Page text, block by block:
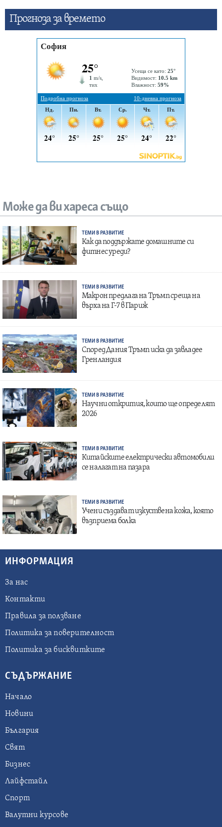
Прогнозa за времето
Може да ви хареса също
ТЕМИ В РАЗВИТИЕ
Как да поддържате домашните си
фитнес уреди?
ТЕМИ В РАЗВИТИЕ
Макрон предлага на Тръмп среща на
върха на Г-7 в Париж
ТЕМИ В РАЗВИТИЕ
Според Дания Тръмп иска да завладее
Гренландия
ТЕМИ В РАЗВИТИЕ
Научни открития, които ще определят
2026
ТЕМИ В РАЗВИТИЕ
Китайските електрически автомобили
се налагат на пазара
ТЕМИ В РАЗВИТИЕ
Учени създават изкуствена кожа, която
възприема болка
ИНФОРМАЦИЯ
За нас
Контакти
Правила за ползване
Политика за поверителност
Политика за бисквитките
СЪДЪРЖАНИЕ
Начало
Новини
България
Свят
Бизнес
Лайфстайл
Спорт
Валутни курсове